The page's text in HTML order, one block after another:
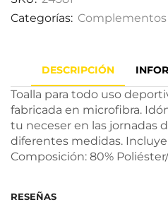
Categorías: Complementos
DESCRIPCIÓN
Toalla para todo uso
fabricada en microfibra.
tu neceser en las jornadas
diferentes medidas.
Composición: 80%
RESEÑAS